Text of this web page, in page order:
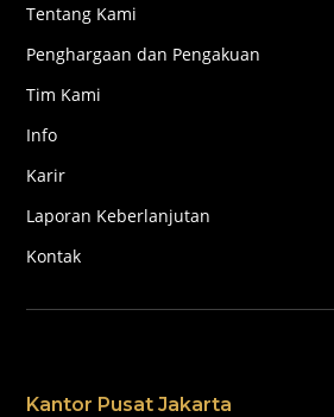
Tentang Kami
Penghargaan dan Pengakuan
Tim Kami
Info
Karir
Laporan Keberlanjutan
Kontak
Kantor Pusat Jakarta